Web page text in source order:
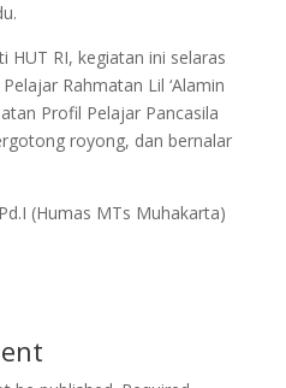
HUT RI, kegiatan ini selaras
Rahmatan Lil ‘Alamin
Profil Pelajar Pancasila
royong, dan bernalar
(Humas MTs Muhakarta)